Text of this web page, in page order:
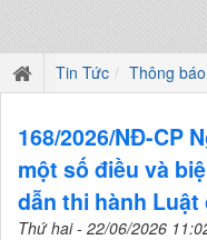
Tin Tức Thông báo
168/2026/NĐ-CP
một số điều và
dẫn thi hành Luật
Thứ hai - 22/06/2026